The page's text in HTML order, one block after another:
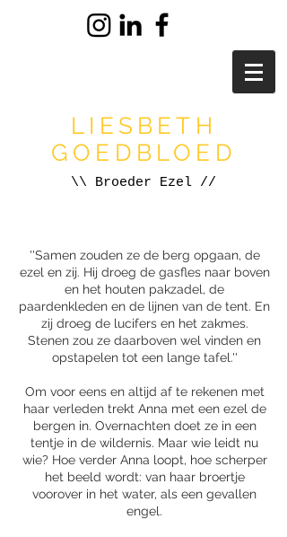
LIESBETH
GOEDBLOED
\\ Broeder Ezel //
''Samen zouden ze de berg opgaan, de
ezel en zij. Hij droeg de gasfles naar boven
en het houten pakzadel, de
paardenkleden en de lijnen van de tent. En
zij droeg de lucifers en het zakmes.
Stenen zou ze daarboven wel vinden en
opstapelen tot een lange tafel.''
​Om voor eens en altijd af te rekenen met
haar verleden trekt Anna met een ezel de
bergen in. Overnachten doet ze in een
tentje in de wildernis. Maar wie leidt nu
wie? Hoe verder Anna loopt, hoe scherper
het beeld wordt: van haar broertje
voorover in het water, als een gevallen
engel.